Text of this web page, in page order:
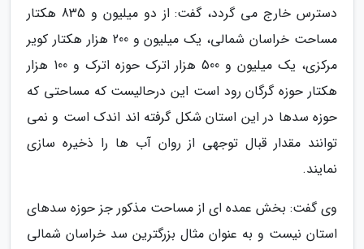
دسترس خارج می گردد، گفت: از دو میلیون و 835 هکتار
مساحت خراسان شمالی، یک میلیون و 200 هزار هکتار کویر
مرکزی، یک میلیون و 500 هزار اترک حوزه اترک و 100 هزار
هکتار حوزه گرگان رود است این درحالیست که مساحتی که
حوزه سدها در این استان شکل گرفته اند اندک است و نمی
توانند مقدار قبال توجهی از روان آب ها را ذخیره سازی
نمایند.
وی گفت: بخش عمده ای از مساحت مذکور جز حوزه سدهای
استان نیست و به عنوان مثال بزرگترین سد خراسان شمالی